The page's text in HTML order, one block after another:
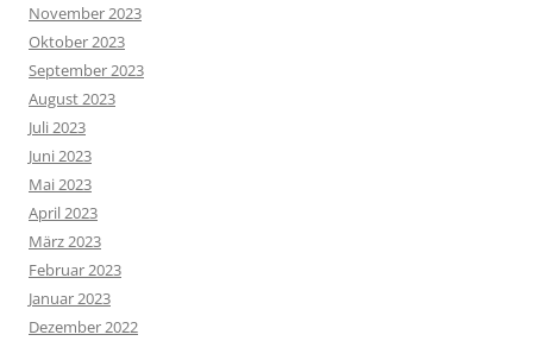
November 2023
Oktober 2023
September 2023
August 2023
Juli 2023
Juni 2023
Mai 2023
April 2023
März 2023
Februar 2023
Januar 2023
Dezember 2022